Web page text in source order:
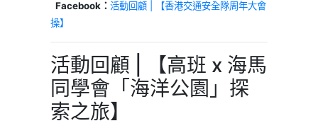
Facebook： 活動回顧 | 【香港交通安全隊周年大會
操】
活動回顧 | 【高班 x 海馬
同學會「海洋公園」探
索之旅】